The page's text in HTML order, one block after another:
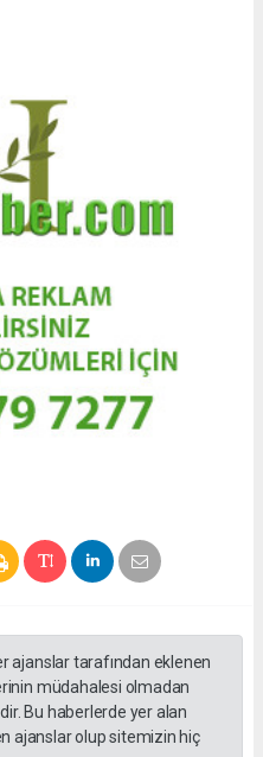
ajanslar tarafından eklenen
müdahalesi olmadan
Bu haberlerde yer alan
ajanslar olup sitemizin hiç